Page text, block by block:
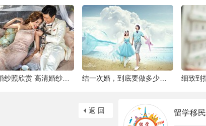
唯美婚纱照欣赏 高清婚纱大片欣赏 给人一种 结一次婚，到底要做多少件准备工作 |备婚清
返 回 留学移民